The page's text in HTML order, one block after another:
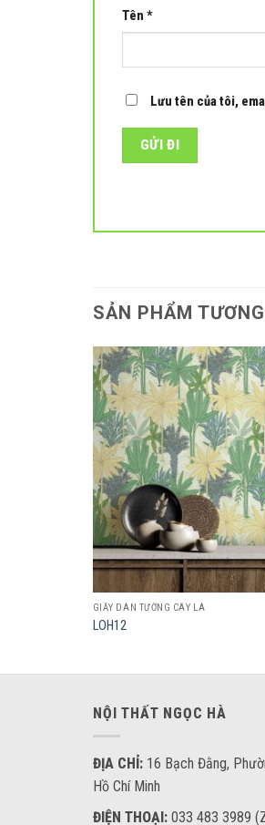
Tên *
Lưu tên của tôi,
SẢN PHẨM
GIẤY DÁN TƯỜNG CÂY LÁ
LOH12
NỘI THẤT NGỌC HÀ
ĐỊA CHỈ: 16 Bạch Đằng,
Hồ Chí Minh
ĐIỆN THOẠI: 033 483 3989